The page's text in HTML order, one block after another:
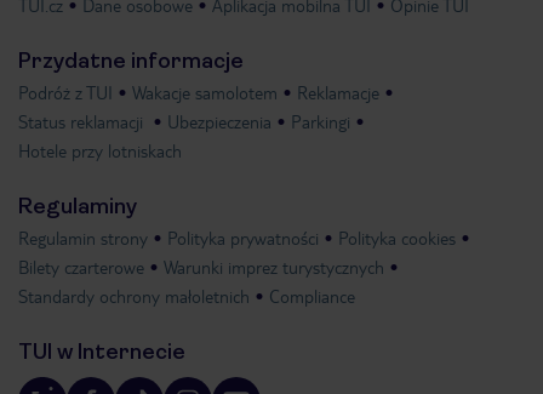
TUI.cz
Dane osobowe Aplikacja mobilna TUI Opinie TUI
Przydatne informacje
Podróż z TUI Wakacje samolotem
Reklamacje
Status reklamacji
Ubezpieczenia
Parkingi
Hotele przy lotniskach
Regulaminy
Regulamin strony Polityka prywatności
Polityka cookies
Bilety czarterowe
Warunki imprez turystycznych
Standardy ochrony małoletnich
Compliance
TUI w Internecie